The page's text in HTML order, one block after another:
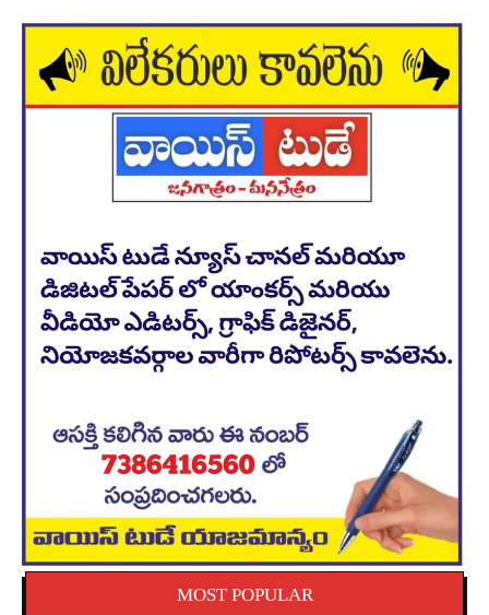
MOST POPULAR